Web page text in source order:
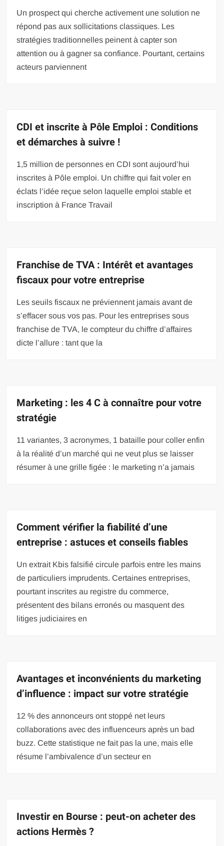
Un prospect qui cherche activement une solution ne
répond pas aux sollicitations classiques. Les
stratégies traditionnelles peinent à capter son
attention ou à gagner sa confiance. Pourtant, certains
acteurs parviennent
CDI et inscrite à Pôle Emploi : Conditions
et démarches à suivre !
1,5 million de personnes en CDI sont aujourd’hui
inscrites à Pôle emploi. Un chiffre qui fait voler en
éclats l’idée reçue selon laquelle emploi stable et
inscription à France Travail
Franchise de TVA : Intérêt et avantages
fiscaux pour votre entreprise
Les seuils fiscaux ne préviennent jamais avant de
s’effacer sous vos pas. Pour les entreprises sous
franchise de TVA, le compteur du chiffre d’affaires
dicte l’allure : tant que la
Marketing : les 4 C à connaître pour votre
stratégie
11 variantes, 3 acronymes, 1 bataille pour coller enfin
à la réalité d’un marché qui ne veut plus se laisser
résumer à une grille figée : le marketing n’a jamais
Comment vérifier la fiabilité d’une
entreprise : astuces et conseils fiables
Un extrait Kbis falsifié circule parfois entre les mains
de particuliers imprudents. Certaines entreprises,
pourtant inscrites au registre du commerce,
présentent des bilans erronés ou masquent des
litiges judiciaires en
Avantages et inconvénients du marketing
d’influence : impact sur votre stratégie
12 % des annonceurs ont stoppé net leurs
collaborations avec des influenceurs après un bad
buzz. Cette statistique ne fait pas la une, mais elle
résume l’ambivalence d’un secteur en
Investir en Bourse : peut-on acheter des
actions Hermès ?